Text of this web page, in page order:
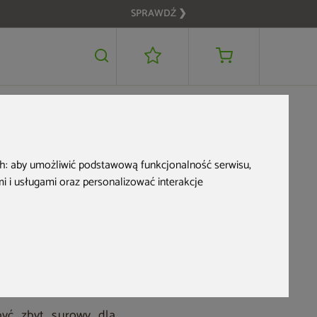
aby umożliwić podstawową funkcjonalność serwisu,
i usługami oraz personalizować interakcje
SPRAWDŹ ❯